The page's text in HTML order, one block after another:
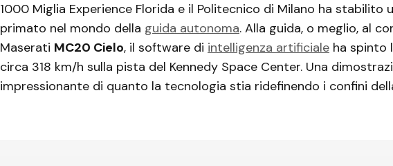
1000 Miglia Experience Florida e il Politecnico di Milano ha stabilito
primato nel mondo della guida autonoma. Alla guida, o meglio, al
Maserati MC20 Cielo, il software di intelligenza artificiale ha spinto
circa 318 km/h sulla pista del Kennedy Space Center. Una
impressionante di quanto la tecnologia stia ridefinendo i confini